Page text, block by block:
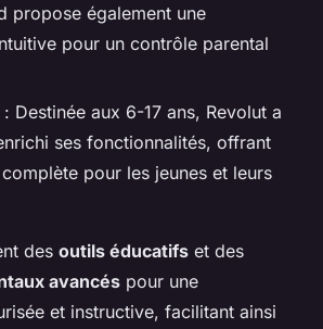
propose également une
pour un contrôle parental
: Destinée aux 6-17 ans, Revolut a
ses fonctionnalités, offrant
pour les jeunes et leurs
des outils éducatifs et des
avancés pour une
et instructive, facilitant ainsi